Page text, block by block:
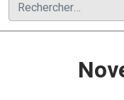
Rechercher :